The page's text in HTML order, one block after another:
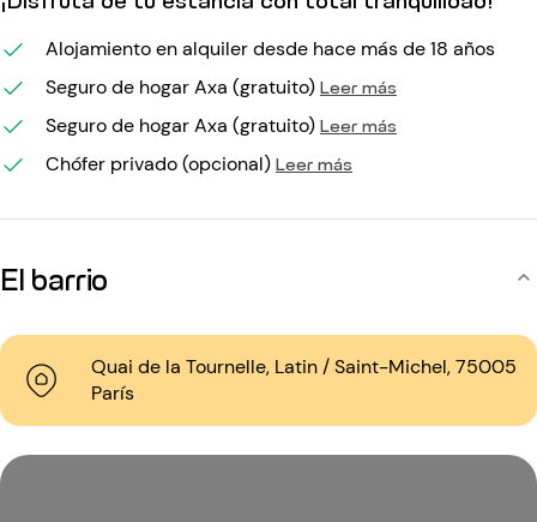
Alojamiento en alquiler desde hace más de 18 años
Seguro de hogar Axa (gratuito) Leer más
Seguro de hogar Axa (gratuito) Leer más
Chófer privado (opcional) Leer más
El barrio
Quai de la Tournelle, Latin / Saint-Michel, 75005
París